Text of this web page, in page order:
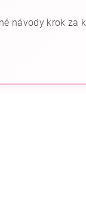
návody krok za